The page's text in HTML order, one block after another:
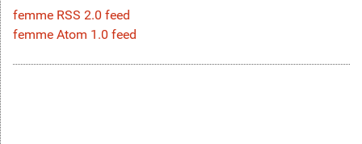
femme RSS 2.0 feed
femme Atom 1.0 feed